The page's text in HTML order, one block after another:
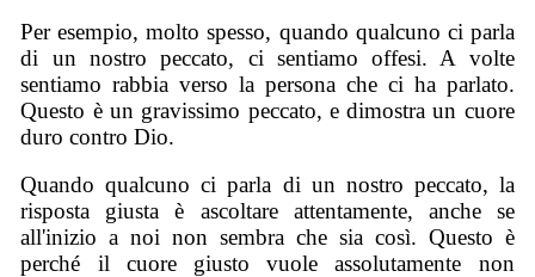
Per esempio, molto spesso, quando qualcuno ci parla
di un nostro peccato, ci sentiamo offesi. A volte
sentiamo rabbia verso la persona che ci ha parlato.
Questo è un gravissimo peccato, e dimostra un cuore
duro contro Dio.
Quando qualcuno ci parla di un nostro peccato, la
risposta giusta è ascoltare attentamente, anche se
all'inizio a noi non sembra che sia così. Questo è
perché il cuore giusto vuole assolutamente non